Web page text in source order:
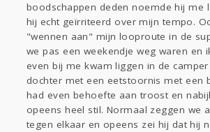
boodschappen deden noemde hij me
hij echt geïrriteerd over mijn tempo.
"wennen aan" mijn looproute in de
we pas een weekendje weg waren en
even bij me kwam liggen in de
dochter met een eetstoornis met een
had even behoefte aan troost en
opeens heel stil. Normaal zeggen we
tegen elkaar en opeens zei hij dat hij